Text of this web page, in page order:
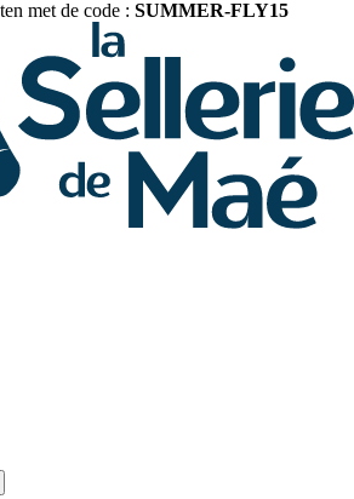
met de code : SUMMER-FLY15